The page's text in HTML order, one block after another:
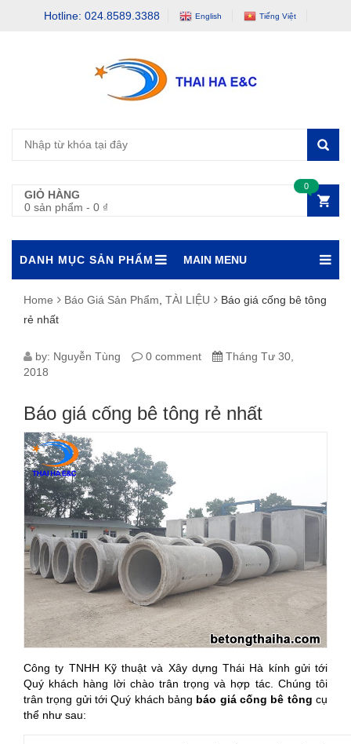
Hotline: 024.8589.3388 English Tiếng Việt
GIỎ HÀNG
0 sản phẩm - 0 ₫
0
DANH MỤC SẢN PHẨM MAIN MENU
Home Báo Giá Sản Phẩm TÀI LIỆU
Báo giá cống bê tông
rẻ nhất
by: Nguyễn Tùng 0 comment
Tháng Tư 30,
2018
Báo giá cống bê tông rẻ nhất
Công ty TNHH Kỹ thuật và Xây dựng Thái Hà kính gửi tới
Quý khách hàng lời chào trân trọng và hợp tác. Chúng tôi
trân trọng gửi tới Quý khách bảng báo giá cống bê tông cụ
thể như sau: